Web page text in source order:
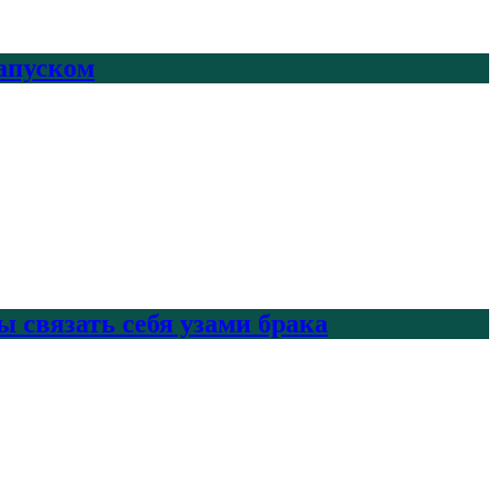
себя узами брака